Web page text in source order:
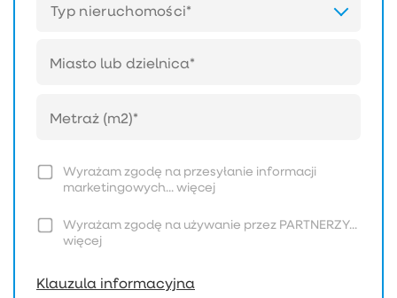
Typ nieruchomości*
Wyrażam zgodę na przesyłanie informacji
marketingowych...więcej
Wyrażam zgodę na używanie przez PARTNERZY...
więcej
Klauzula informacyjna